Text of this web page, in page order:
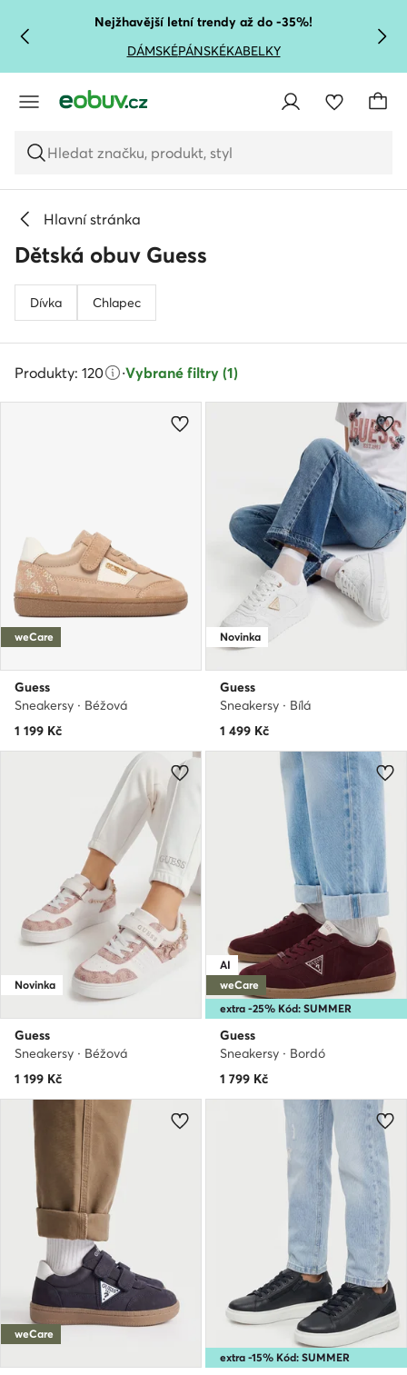
PŘEJÍT NA HLAVNÍ OBSAH
PŘEJÍT NA VYHLEDÁVÁNÍ
Nejžhavější letní trendy až do -35%!
DÁMSKÉPÁNSKÉKABELKY
Hledat značku, produkt, styl
Hlavní stránka
Dětská obuv Guess
Dívka Chlapec
Produkty: 120 ·Vybrané filtry (1)
weCare
Guess
Sneakersy · Béžová
1 199 Kč
Novinka
Guess
Sneakersy · Bílá
1 499 Kč
Novinka
Guess
Sneakersy · Béžová
1 199 Kč
extra -25% Kód: SUMMER
AI
weCare
Guess
Sneakersy · Bordó
1 799 Kč
weCare
extra -15% Kód: SUMMER